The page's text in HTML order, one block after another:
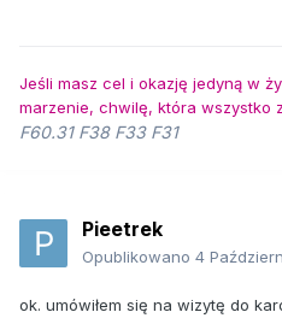
Jeśli masz cel i okazję jedyną w
marzenie, chwilę, która wszystko
F60.31 F38 F33 F31
Pieetrek
Opublikowano 4
ok. umówiłem się na wizytę do